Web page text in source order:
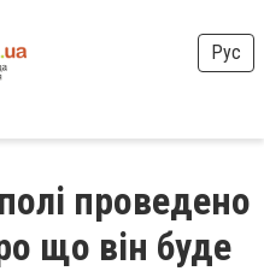
Рус
проведено
що він буде